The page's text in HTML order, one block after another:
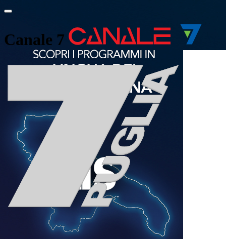
Canale 7